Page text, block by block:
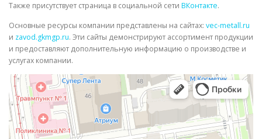
Также присутствует страница в социальной сети ВКонтакте.
Основные ресурсы компании представлены на сайтах: vec-metall.ru
и zavod.gkmgp.ru. Эти сайты демонстрируют ассортимент продукции
и предоставляют дополнительную информацию о производстве и
услугах компании.